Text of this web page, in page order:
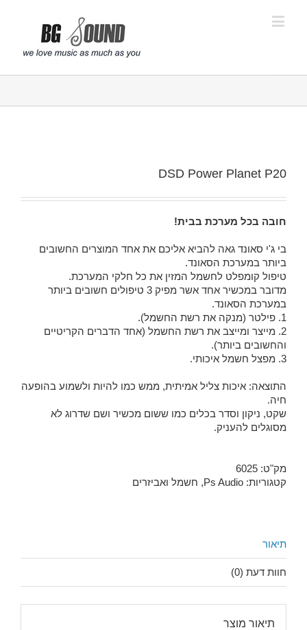
DSD Power Planet P20
חובה בכל מערכת בבית!
בי ג'י סאונד גאה להביא אליכם את אחד המוצרים החשובים
ביותר במערכת הסאונד.
טיפול קומפלט לחשמל המזין את כל חלקי המערכת.
מדובר במכשיר אחד אשר מפיק 3 טיפולים חשובים ביותר
במערכת הסאונד.
1. פילטר (מנקה את רשת החשמל).
2. מייצר ומייצב את רשת החשמל (אחד הדברים הקריטיים
והחשובים ביותר).
3. מפצל חשמל איכותי.
התוצאה: איכות צליל אמיתית, ממש כמו להיות ולשמוע בהופעה
חיה.
שקט, ניקון וסדר בכלים כמו ששום מכשיר ושם שדרוג לא
מסוגלים להעניק.
מק"ט: 6025
קטגוריות: Ps Audio
, חשמל ואביזרים
תיאור
חוות דעת (0)
תיאור מוצר